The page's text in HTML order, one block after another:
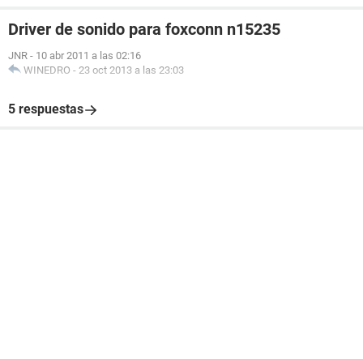
Driver de sonido para foxconn n15235
JNR - 10 abr 2011 a las 02:16
WINEDRO - 23 oct 2013 a las 23:03
5 respuestas